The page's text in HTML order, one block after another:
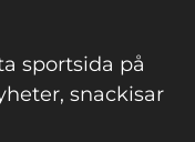
sportsida på
snackisar